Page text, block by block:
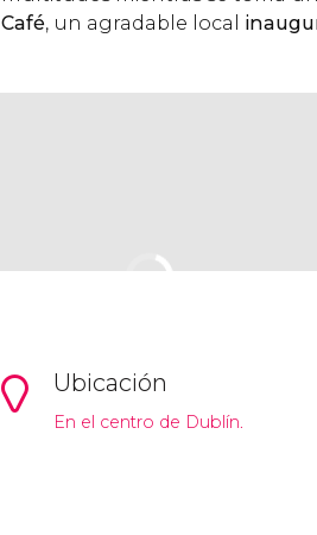
Café, un agradable local
Ubicación
En el centro de Dublín.